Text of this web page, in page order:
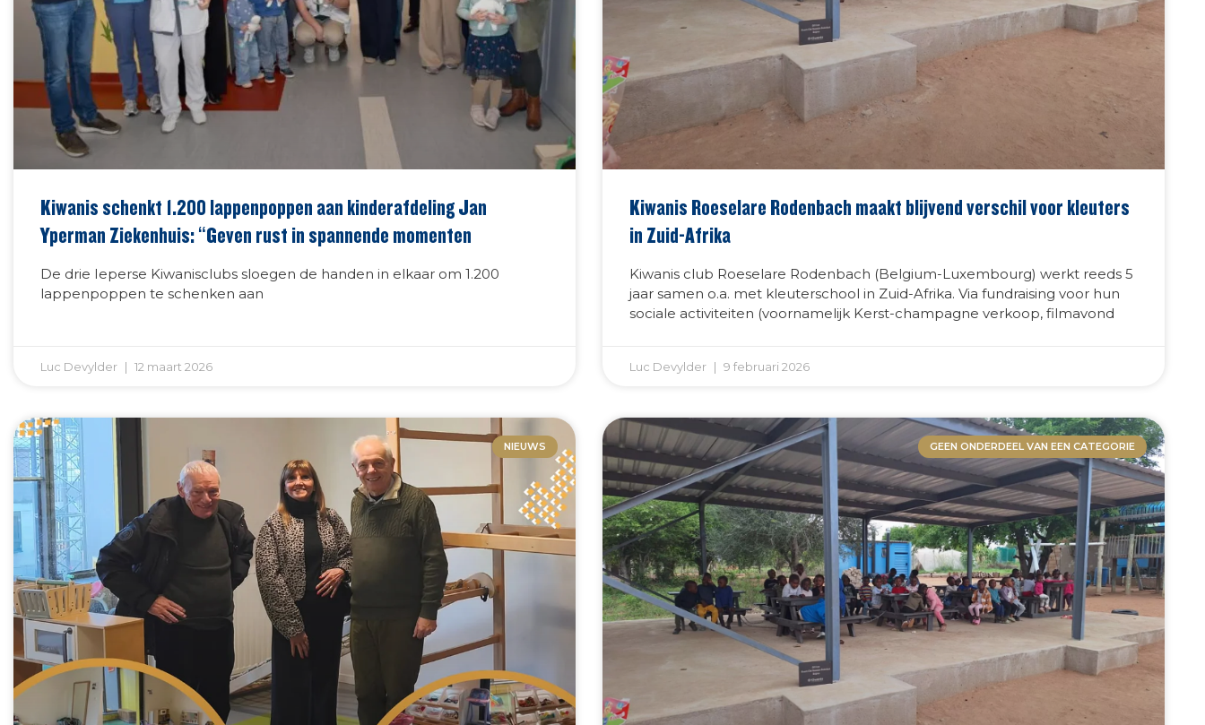
Kiwanis schenkt 1.200 lappenpoppen aan kinderafdeling Jan
Yperman Ziekenhuis: “Geven rust in spannende momenten
De drie Ieperse Kiwanisclubs sloegen de handen in elkaar om 1.200
lappenpoppen te schenken aan
Luc Devylder 12 maart 2026
Kiwanis Roeselare Rodenbach maakt blijvend verschil voor kleuters
in Zuid-Afrika
Kiwanis club Roeselare Rodenbach (Belgium-Luxembourg) werkt reeds 5
jaar samen o.a. met kleuterschool in Zuid-Afrika. Via fundraising voor hun
sociale activiteiten (voornamelijk Kerst-champagne verkoop, filmavond
Luc Devylder 9 februari 2026
NIEUWS GEEN ONDERDEEL VAN EEN CATEGORIE